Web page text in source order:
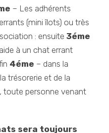
– Les adhérents
(mini îlots) ou très
: ensuite 3éme
à un chat errant
4éme – dans la
trésorerie et de la
toute personne venant
sera toujours